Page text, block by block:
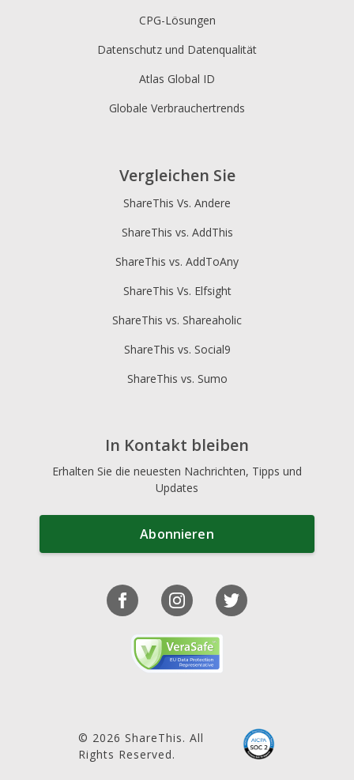
CPG-Lösungen
Datenschutz und Datenqualität
Atlas Global ID
Globale Verbrauchertrends
Vergleichen Sie
ShareThis Vs. Andere
ShareThis vs. AddThis
ShareThis vs. AddToAny
ShareThis Vs. Elfsight
ShareThis vs. Shareaholic
ShareThis vs. Social9
ShareThis vs. Sumo
In Kontakt bleiben
Erhalten Sie die neuesten Nachrichten, Tipps und
Updates
Abonnieren
© 2026 ShareThis. All
Rights Reserved.